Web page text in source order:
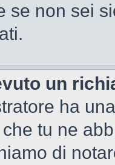
se non sei
un
ha
tu ne
di